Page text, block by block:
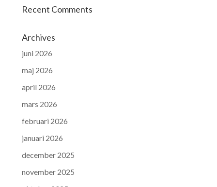
Recent Comments
Archives
juni 2026
maj 2026
april 2026
mars 2026
februari 2026
januari 2026
december 2025
november 2025